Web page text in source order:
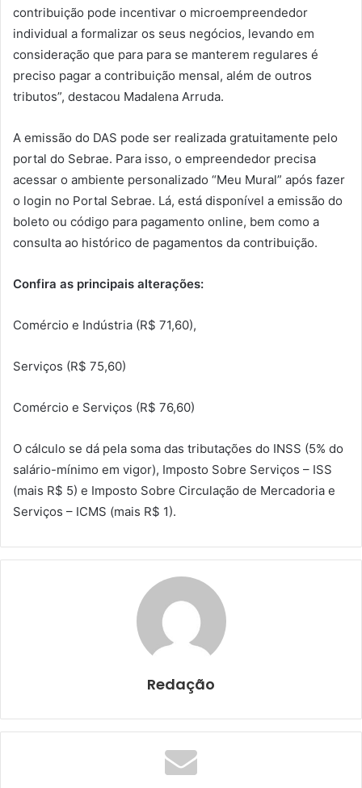
contribuição pode incentivar o microempreendedor
individual a formalizar os seus negócios, levando em
consideração que para para se manterem regulares é
preciso pagar a contribuição mensal, além de outros
tributos”, destacou Madalena Arruda.
A emissão do DAS pode ser realizada gratuitamente pelo
portal do Sebrae. Para isso, o empreendedor precisa
acessar o ambiente personalizado “Meu Mural” após fazer
o login no Portal Sebrae. Lá, está disponível a emissão do
boleto ou código para pagamento online, bem como a
consulta ao histórico de pagamentos da contribuição.
Confira as principais alterações:
Comércio e Indústria (R$ 71,60),
Serviços (R$ 75,60)
Comércio e Serviços (R$ 76,60)
O cálculo se dá pela soma das tributações do INSS (5% do
salário-mínimo em vigor), Imposto Sobre Serviços – ISS
(mais R$ 5) e Imposto Sobre Circulação de Mercadoria e
Serviços – ICMS (mais R$ 1).
Redação